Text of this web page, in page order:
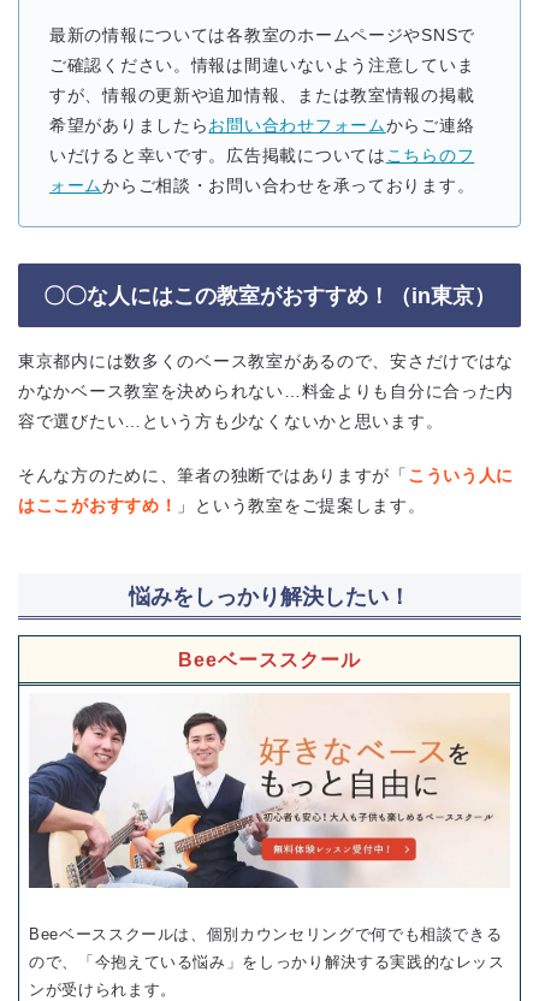
最新の情報については各教室のホームページやSNSで
ご確認ください。情報は間違いないよう注意していま
すが、情報の更新や追加情報、または教室情報の掲載
希望がありましたらお問い合わせフォームからご連絡
いだけると幸いです。広告掲載については こちらのフ
ォームからご相談・お問い合わせを承っております。
〇〇な人にはこの教室がおすすめ！（in東京）
東京都内には数多くのベース教室があるので、安さだけではな
かなかベース教室を決められない…料金よりも自分に合った内
容で選びたい…という方も少なくないかと思います。
そんな方のために、筆者の独断ではありますが「 こういう人に
はここがおすすめ！
」という教室をご提案します。
悩みをしっかり解決したい！
Beeベーススクール
Beeベーススクールは、個別カウンセリングで何でも相談できる
ので、「今抱えている悩み」をしっかり解決する実践的なレッス
ンが受けられます。